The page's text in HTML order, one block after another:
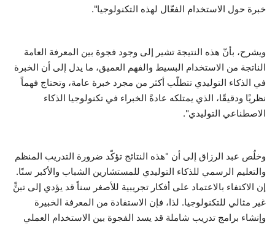
خبرة حول الاستخدام الفعّال لهذه التكنولوجيا".
ويشرح، بأنّ هذه النتيجة تشير إلى وجود فجوة بين المعرفة العامة
الناتجة من الاستخدام البسيط والفهم العميق، ما يدل إلى أن الخبرة
في الذكاء التوليدي تتطلّب أكثر من مجرد خبرة عامة، وتحتاج فهماً
نظريًا ودقيقًا، الذي يمتلكه عادةً الخبراء في تكنولوجيا الذكاء
الاصطناعي التوليدي".
وخلُص عبد الرزاق إلى أن "هذه النتائج تؤكّد ضرورة التدريب المنظم
والتعليم الرسمي للذكاء التوليدي للمستشارين الشباب والأكبر سنًا.
إن الاكتفاء بالاعتماد على أفكار تجريبية للأصغر سناً قد يؤدي إلى تبنٍّ
غير مثالي للتكنولوجيا. لذا، فإن الاستفادة من المعرفة الخبيرة
وإنشاء برامج تدريب شاملة قد يسد الفجوة بين الاستخدام العملي